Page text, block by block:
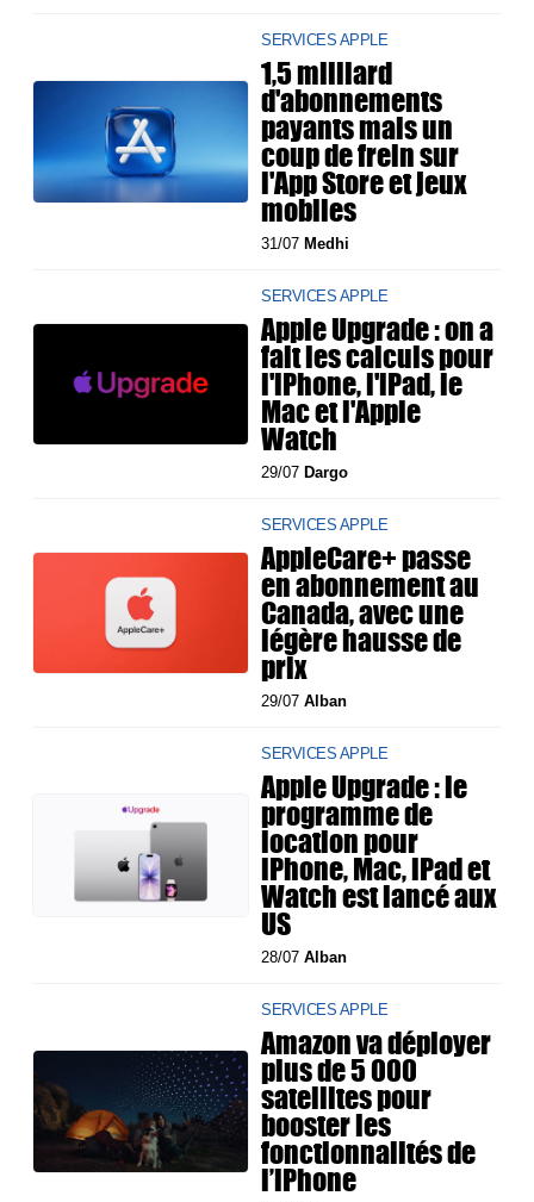
SERVICES APPLE
1,5 milliard
d'abonnements
payants mais un
coup de frein sur
l'App Store et jeux
mobiles
31/07 Medhi
SERVICES APPLE
Apple Upgrade : on a
fait les calculs pour
l'iPhone, l'iPad, le
Mac et l'Apple
Watch
29/07 Dargo
SERVICES APPLE
AppleCare+ passe
en abonnement au
Canada, avec une
légère hausse de
prix
29/07Alban
SERVICES APPLE
Apple Upgrade : le
programme de
location pour
iPhone, Mac, iPad et
Watch est lancé aux
US
28/07Alban
SERVICES APPLE
Amazon va déployer
plus de 5 000
satellites pour
booster les
fonctionnalités de
l’iPhone